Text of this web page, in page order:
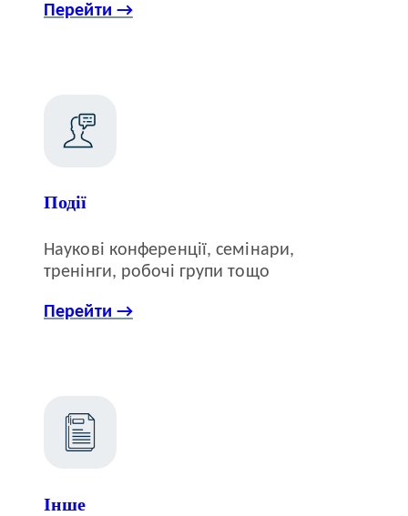
Перейти →
Події
Наукові конференції, семінари,
тренінги, робочі групи тощо
Перейти →
Інше